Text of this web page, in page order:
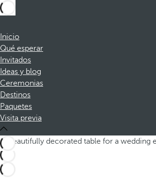
Inicio
Qué esperar
Invitados
Ideas y blog
Ceremonias
Destinos
Paquetes
Visita previa